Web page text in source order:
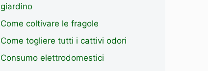
giardino
Come coltivare le fragole
Come togliere tutti i cattivi odori
Consumo elettrodomestici